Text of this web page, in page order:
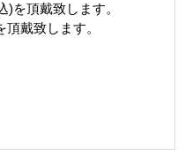
)を頂戴致します。
戴致します。